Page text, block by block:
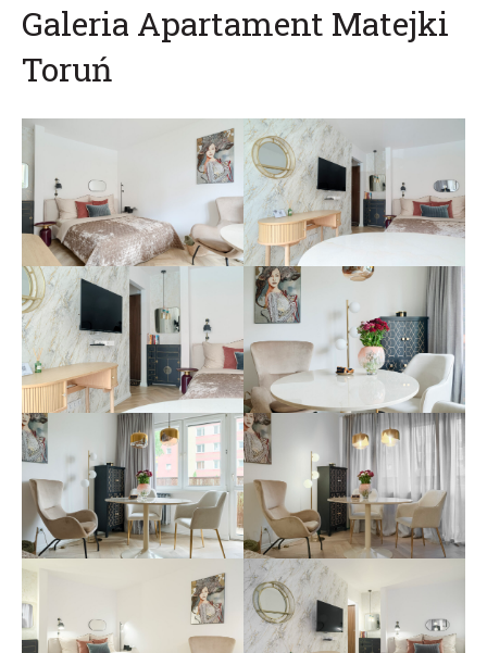
Galeria Apartament Matejki
Toruń